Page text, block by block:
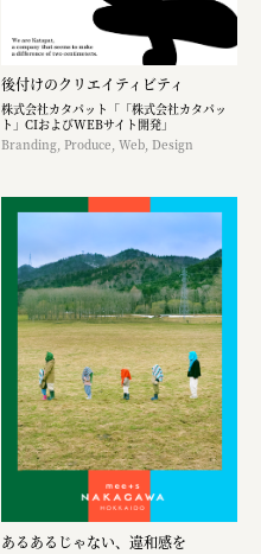
後付けのクリエイティビティ
株式会社カタパット「「株式会社カタパッ
ト」CIおよびWEBサイト開発」
Branding, Produce, Web, Design
あるあるじゃない、違和感を